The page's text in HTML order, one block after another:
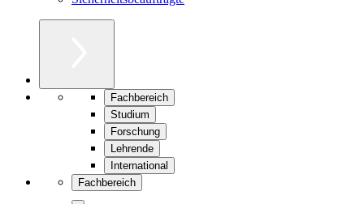
Fachbereich
Studium
Forschung
Lehrende
International
Fachbereich